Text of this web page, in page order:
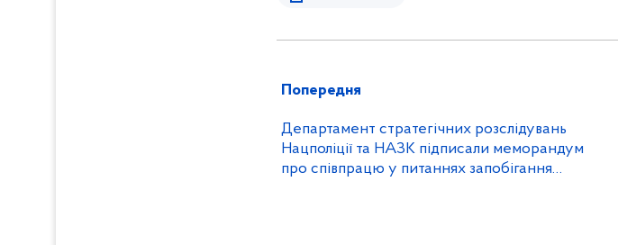
Попередня
Департамент стратегічних розслідувань
Нацполіції та НАЗК підписали меморандум
про співпрацю у питаннях запобігання